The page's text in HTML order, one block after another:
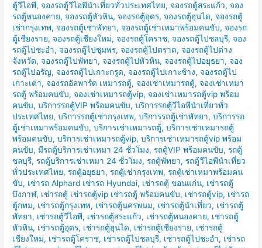
ตู้วีไอพี,จองรถตู้วีไอพีนำเที่ยวทั่วประเทศไทย,จองรถตู้สระแก้ว,จอง
รถตู้หนองคาย,จองรถตู้หัวหิน,จองรถตู้อุดร,จองรถตู้ฮุนได,จองรถตู้
เช่ากรุงเทพ,จองรถตู้เช่าพัทยา,จองรถตู้เช่าเหมาพร้อมคนขับ,จองรถ
ตู้เชียงราย,จองรถตู้เชียงใหม่,จองรถตู้โคราช,จองรถตู้ไปชลบุรี,จอง
รถตู้ไปชะอำ,จองรถตู้ไปชุมพร,จองรถตู้ไปตราด,จองรถตู้ไปต่าง
จังหวัด,จองรถตู้ไปพัทยา,จองรถตู้ไปหัวหิน,จองรถตู้ไปอยุธยา,จอง
รถตู้ไปอรัญ,จองรถตู้ไปเกาะกรูด,จองรถตู้ไปเกาะช้าง,จองรถตู้ไป
เกาะเต่า,จองรถอัลพาร์ด เหมารถตู้,จองเช่าเหมารถตู้,จองเช่าเหมา
รถตู้ พร้อมคนขับ,จองเช่าเหมารถตู้vip,จองเช่าเหมารถตู้vip พร้อม
คนขับ,บริการรถตู้VIP พร้อมคนขับ,บริการรถตู้วีไอพีนำเที่ยวทั่ว
ประเทศไทย,บริการรถตู้เช่ากรุงเทพ,บริการรถตู้เช่าพัทยา,บริการรถ
ตู้เช่าเหมาพร้อมคนขับ,บริการเช่าเหมารถตู้,บริการเช่าเหมารถตู้
พร้อมคนขับ,บริการเช่าเหมารถตู้vip,บริการเช่าเหมารถตู้vip พร้อม
คนขับ,มีรถตู้บริการเช่าเหมา 24 ชั่วโมง,รถตู้VIP พร้อมคนขับ,รถตู้
ชลบุรี,รถตู้บริการเช่าเหมา 24 ชั่วโมง,รถตู้พัทยา,รถตู้วีไอพีนำเที่ยว
ทั่วประเทศไทย,รถตู้อยุธยา,รถตู้เช่ากรุงเทพ,รถตู้เช่าเหมาพร้อมคน
ขับ, เช่ารถ Alphard เช่ารถ Hyundai, เช่ารถตู้ ขอนแก่น, เช่ารถตู้
บึงกาฬ, เช่ารถตู้ เช่ารถตู้vip เช่ารถตู้ พร้อมคนขับ, เช่ารถตู้vip, เช่ารถ
ตู้กทม, เช่ารถตู้กรุงเทพ, เช่ารถตู้นครพนม, เช่ารถตู้นำเที่ยว, เช่ารถตู้
พัทยา, เช่ารถตู้วีไอพี, เช่ารถตู้สระแก้ว, เช่ารถตู้หนองคาย, เช่ารถตู้
หัวหิน, เช่ารถตู้อุดร, เช่ารถตู้ฮุนได, เช่ารถตู้เชียงราย, เช่ารถตู้
เชียงใหม่, เช่ารถตู้โคราช, เช่ารถตู้ไปชลบุรี, เช่ารถตู้ไปชะอำ, เช่ารถ